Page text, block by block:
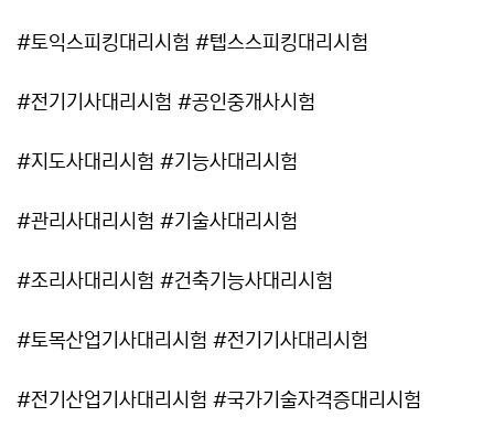
#토익스피킹대리시험 #텝스스피킹대리시험
#전기기사대리시험 #공인중개사시험
#지도사대리시험 #기능사대리시험
#관리사대리시험 #기술사대리시험
#조리사대리시험 #건축기능사대리시험
#토목산업기사대리시험 #전기기사대리시험
#전기산업기사대리시험 #국가기술자격증대리시험